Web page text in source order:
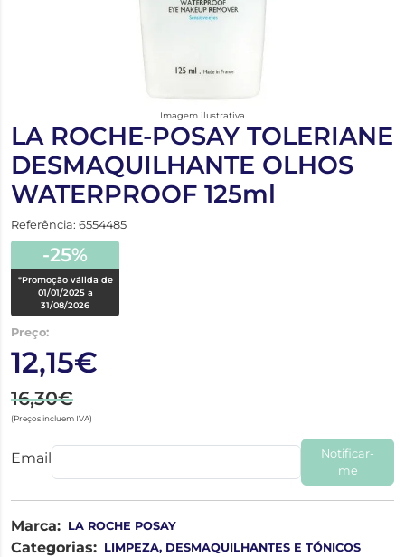
Imagem ilustrativa
LA ROCHE-POSAY TOLERIANE
DESMAQUILHANTE OLHOS
WATERPROOF 125ml
Referência: 6554485
-25%
*Promoção válida de
01/01/2025 a
31/08/2026
Preço:
12,15€
16,30€
(Preços incluem IVA)
Email
Notificar-
me
Marca: LA ROCHE POSAY
Categorias: LIMPEZA, DESMAQUILHANTES E TÓNICOS